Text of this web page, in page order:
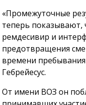
«Промежуточные
теперь показывают,
ремдесивир и
предотвращения
времени
Гебрейесус.
От имени ВОЗ он